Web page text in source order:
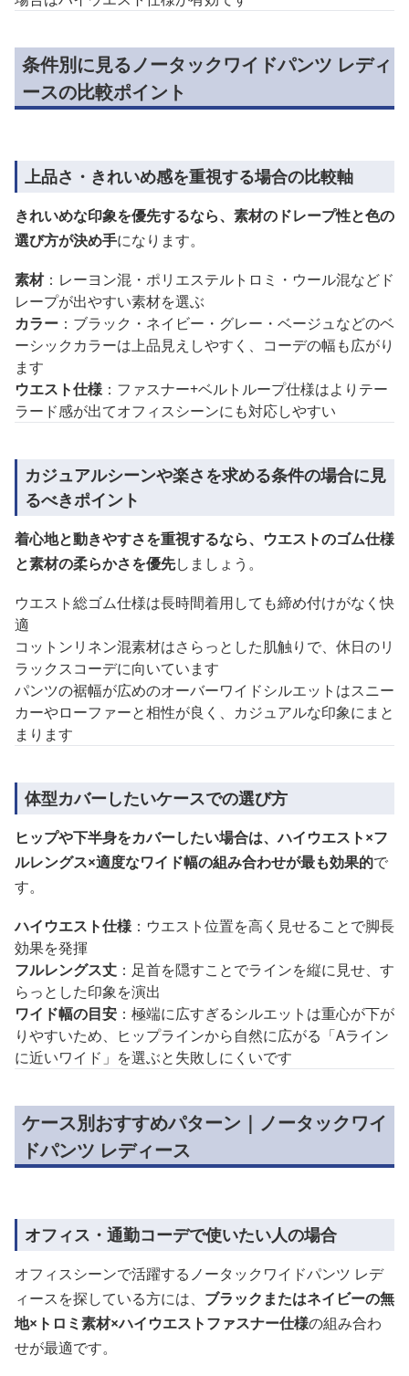
条件別に見るノータックワイドパンツ レディ
ースの比較ポイント
上品さ・きれいめ感を重視する場合の比較軸
きれいめな印象を優先するなら、素材のドレープ性と色の
選び方が決め手になります。
素材：レーヨン混・ポリエステルトロミ・ウール混などド
レープが出やすい素材を選ぶ
カラー ：ブラック・ネイビー・グレー・ベージュなどのベ
ーシックカラーは上品見えしやすく、コーデの幅も広がり
ます
ウエスト仕様：ファスナー+ベルトループ仕様はよりテー
ラード感が出てオフィスシーンにも対応しやすい
カジュアルシーンや楽さを求める条件の場合に見
るべきポイント
着心地と動きやすさを重視するなら、ウエストのゴム仕様
と素材の柔らかさを優先しましょう。
ウエスト総ゴム仕様は長時間着用しても締め付けがなく快
適
コットンリネン混素材はさらっとした肌触りで、休日のリ
ラックスコーデに向いています
パンツの裾幅が広めのオーバーワイドシルエットはスニー
カーやローファーと相性が良く、カジュアルな印象にまと
まります
体型カバーしたいケースでの選び方
ヒップや下半身をカバーしたい場合は、ハイウエスト×フ
ルレングス×適度なワイド幅の組み合わせが最も効果的で
す。
ハイウエスト仕様：ウエスト位置を高く見せることで脚長
効果を発揮
フルレングス丈 ：足首を隠すことでラインを縦に見せ、す
らっとした印象を演出
ワイド幅の目安 ：極端に広すぎるシルエットは重心が下が
りやすいため、ヒップラインから自然に広がる「Aライン
に近いワイド」を選ぶと失敗しにくいです
ケース別おすすめパターン｜ノータックワイ
ドパンツ レディース
オフィス・通勤コーデで使いたい人の場合
オフィスシーンで活躍するノータックワイドパンツ レデ
ィースを探している方には、 ブラックまたはネイビーの無
地×トロミ素材×ハイウエストファスナー仕様の組み合わ
せが最適です。